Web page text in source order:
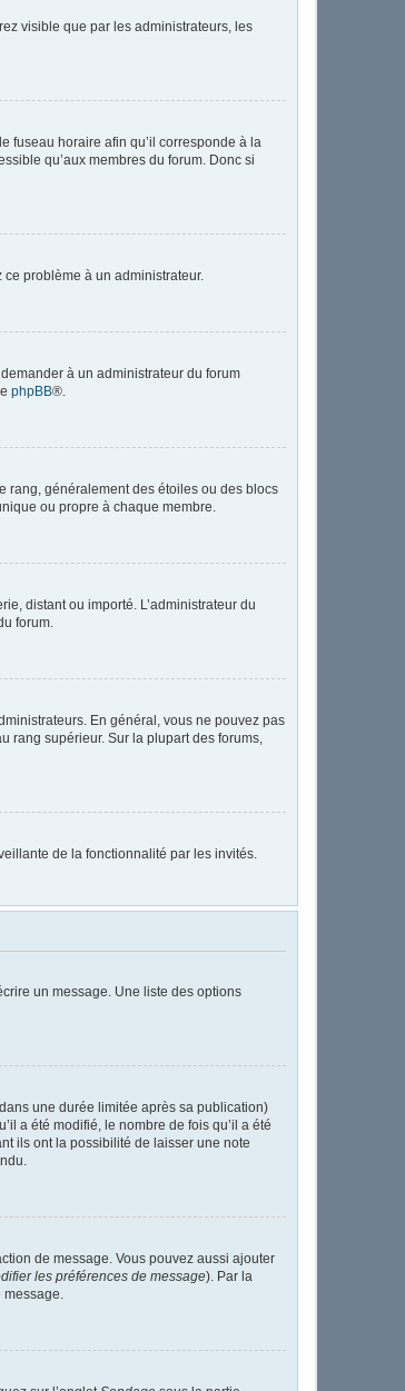
visible que par les administrateurs, les
fuseau horaire afin qu’il corresponde à la
qu’aux membres du forum. Donc si
ce problème à un administrateur.
à un administrateur du forum
phpBB®.
rang, généralement des étoiles ou des blocs
ou propre à chaque membre.
distant ou importé. L’administrateur du
forum.
En général, vous ne pouvez pas
rang supérieur. Sur la plupart des forums,
de la fonctionnalité par les invités.
un message. Une liste des options
une durée limitée après sa publication)
a été modifié, le nombre de fois qu’il a été
ils ont la possibilité de laisser une note
de message. Vous pouvez aussi ajouter
les préférences de message). Par la
message.